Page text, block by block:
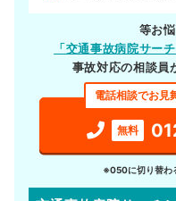
等お
「交通事故病院サー
事故対応の相談員
電話相談でお
無料
※050に切り替わ